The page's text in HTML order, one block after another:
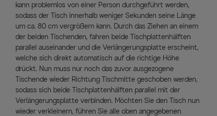
kann problemlos von einer Person durchgeführt werden,
sodass der Tisch innerhalb weniger Sekunden seine Länge
um ca. 80 cm vergrößern kann. Durch das Ziehen an einem
der beiden Tischenden, fahren beide Tischplattenhälften
parallel auseinander und die Verlängerungsplatte erscheint,
welche sich direkt automatisch auf die richtige Höhe
drückt. Nun muss nur noch das zuvor ausgezogene
Tischende wieder Richtung Tischmitte geschoben werden,
sodass sich beide Tischplattenhälften parallel mit der
Verlängerungsplatte verbinden. Möchten Sie den Tisch nun
wieder verkleinern, führen Sie alle oben angegebenen